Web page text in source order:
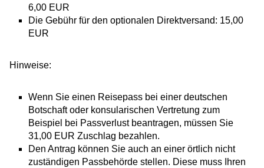
6,00 EUR
Die Gebühr für den optionalen Direktversand: 15,00
EUR
Hinweise:
Wenn Sie einen Reisepass bei einer deutschen
Botschaft oder konsularischen Vertretung zum
Beispiel bei Passverlust beantragen, müssen Sie
31,00 EUR Zuschlag bezahlen.
Den Antrag können Sie auch an einer örtlich nicht
zuständigen Passbehörde stellen. Diese muss Ihren